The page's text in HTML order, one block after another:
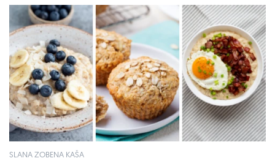
SLANA ZOBENA KAŠA